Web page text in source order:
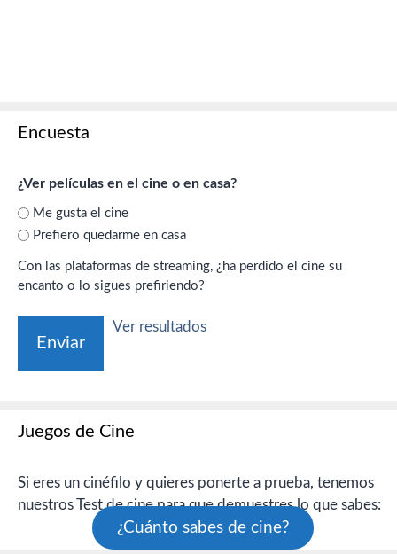
Encuesta
¿Ver películas en el cine o en casa?
Me gusta el cine
Prefiero quedarme en casa
Con las plataformas de streaming, ¿ha perdido el cine su
encanto o lo sigues prefiriendo?
Ver resultados
Juegos de Cine
Si eres un cinéfilo y quieres ponerte a prueba, tenemos
nuestros Test de cine para que demuestres lo que sabes:
¿Cuánto sabes de cine?